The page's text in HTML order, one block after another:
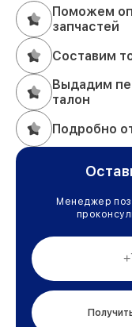
Поможем
запчастей
Составим
Выдадим
талон
Подробно
Менеджер